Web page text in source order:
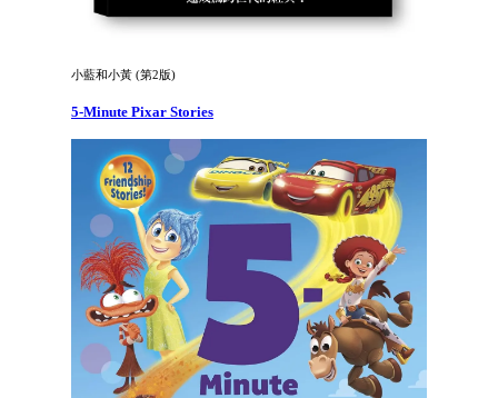
小藍和小黃 (第2版)
5-Minute Pixar Stories